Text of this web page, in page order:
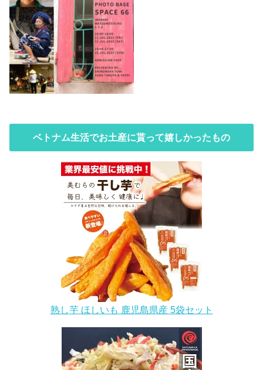
ベトナム生活でお土産に貰って嬉しかったもの
熟し芋 ほしいも 鹿児島県産 5袋セット